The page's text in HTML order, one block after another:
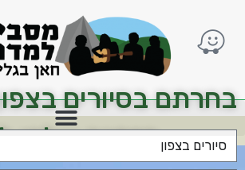
בחרתם בסיורים
הזמנה שלחו